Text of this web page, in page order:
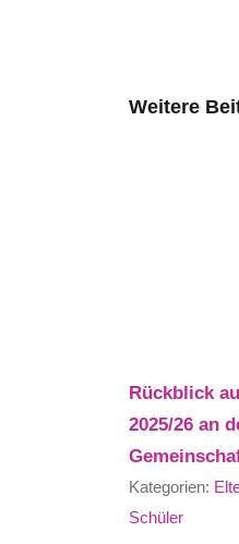
Weitere
Rückblick
2025/26 an
Kategorien:
Schüler